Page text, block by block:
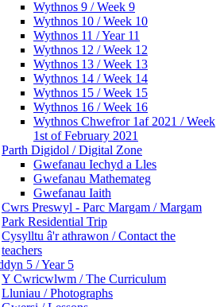
Wythnos 9 / Week 9
Wythnos 10 / Week 10
Wythnos 11 / Year 11
Wythnos 12 / Week 12
Wythnos 13 / Week 13
Wythnos 14 / Week 14
Wythnos 15 / Week 15
Wythnos 16 / Week 16
Wythnos Chwefror 1af 2021 / Week
1st of February 2021
Parth Digidol / Digital Zone
Gwefanau Iechyd a Lles
Gwefanau Mathemateg
Gwefanau Iaith
Cwrs Preswyl - Parc Margam / Margam
Park Residential Trip
Cysylltu â'r athrawon / Contact the
teachers
5 / Year 5
Y Cwricwlwm / The Curriculum
Lluniau / Photographs